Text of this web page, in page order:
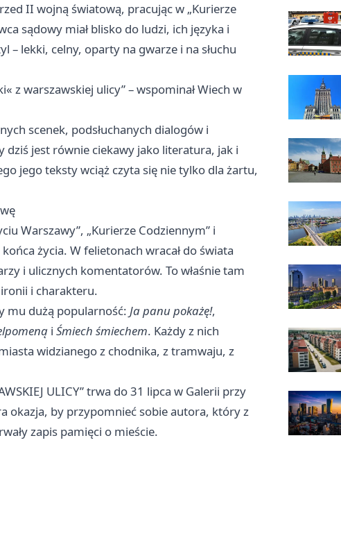
II wojną światową, pracując w „Kurierze
sądowy miał blisko do ludzi, ich języka i
– lekki, celny, oparty na gwarze i na słuchu
z warszawskiej ulicy” – wspominał Wiech w
scenek, podsłuchanych dialogów i
dziś jest równie ciekawy jako literatura, jak i
jego teksty wciąż czyta się nie tylko dla żartu,
Warszawy”, „Kurierze Codziennym” i
życia. W felietonach wracał do świata
i ulicznych komentatorów. To właśnie tam
ironii i charakteru.
mu dużą popularność: Ja panu pokażę!,
i Śmiech śmiechem. Każdy z nich
widzianego z chodnika, z tramwaju, z
ULICY” trwa do 31 lipca w Galerii przy
okazja, by przypomnieć sobie autora, który z
zapis pamięci o mieście.